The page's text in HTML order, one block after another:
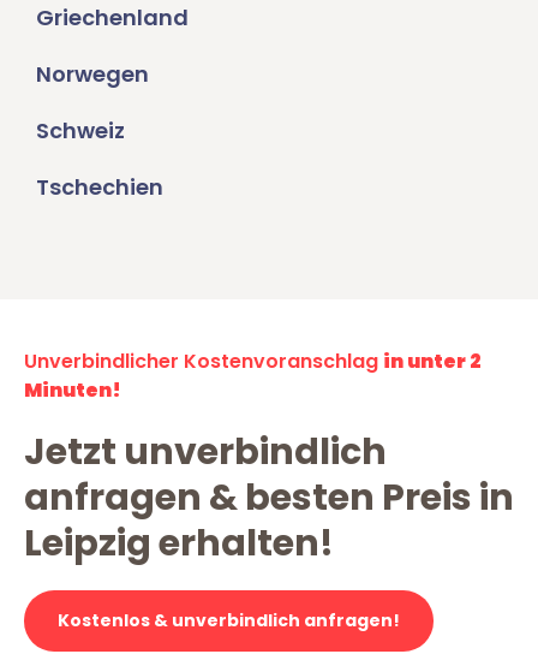
Griechenland
Norwegen
Schweiz
Tschechien
Unverbindlicher Kostenvoranschlag in unter 2
Minuten!
Jetzt unverbindlich
anfragen & besten Preis in
Leipzig erhalten!
Kostenlos & unverbindlich anfragen!